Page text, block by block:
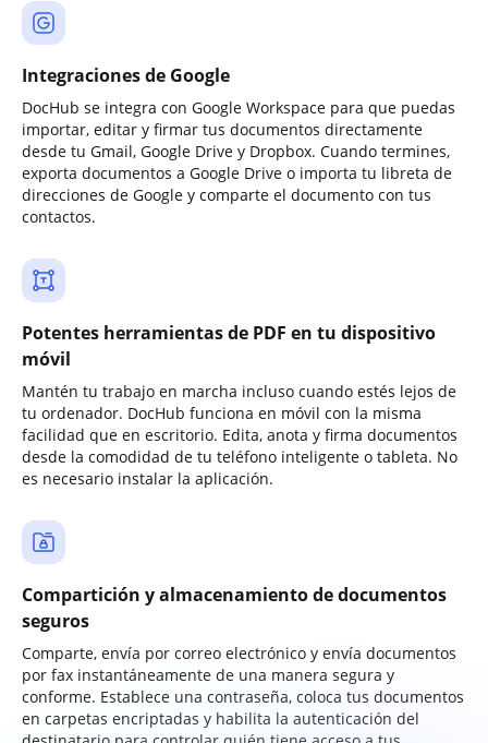
Integraciones de Google
DocHub se integra con Google Workspace para que puedas
importar, editar y firmar tus documentos directamente
desde tu Gmail, Google Drive y Dropbox. Cuando termines,
exporta documentos a Google Drive o importa tu libreta de
direcciones de Google y comparte el documento con tus
contactos.
Potentes herramientas de PDF en tu dispositivo
móvil
Mantén tu trabajo en marcha incluso cuando estés lejos de
tu ordenador. DocHub funciona en móvil con la misma
facilidad que en escritorio. Edita, anota y firma documentos
desde la comodidad de tu teléfono inteligente o tableta. No
es necesario instalar la aplicación.
Compartición y almacenamiento de documentos
seguros
Comparte, envía por correo electrónico y envía documentos
por fax instantáneamente de una manera segura y
conforme. Establece una contraseña, coloca tus documentos
en carpetas encriptadas y habilita la autenticación del